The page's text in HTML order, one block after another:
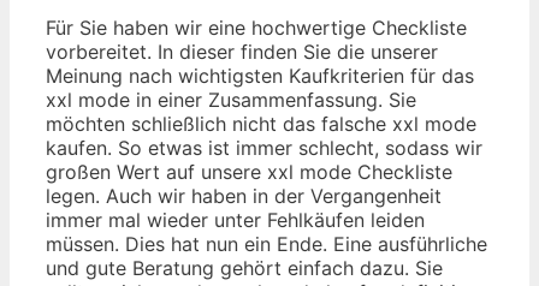
Für Sie haben wir eine hochwertige Checkliste
vorbereitet. In dieser finden Sie die unserer
Meinung nach wichtigsten Kaufkriterien für das
xxl mode in einer Zusammenfassung. Sie
möchten schließlich nicht das falsche xxl mode
kaufen. So etwas ist immer schlecht, sodass wir
großen Wert auf unsere xxl mode Checkliste
legen. Auch wir haben in der Vergangenheit
immer mal wieder unter Fehlkäufen leiden
müssen. Dies hat nun ein Ende. Eine ausführliche
und gute Beratung gehört einfach dazu. Sie